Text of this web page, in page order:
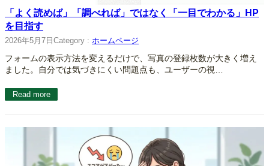
「よく読めば」「調べれば」ではなく「一目でわかる」HP
を目指す
2026年5月7日 Category : ホームページ
フォームの表示方法を変えるだけで、写真の登録枚数が大きく増え
ました。自分では気づきにくい問題点も、ユーザーの視…
Read more